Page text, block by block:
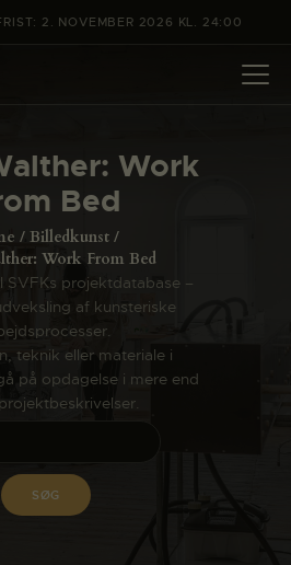
2. NOVEMBER 2026 KL. 24:00
Work
Bed
Billedkunst
Work From Bed
SVFKs projektdatabase –
af kunsteriske
teknik eller materiale i
på opdagelse i mere end